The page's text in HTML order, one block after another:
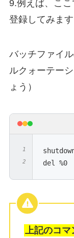
9.例えば、こ
登録してみます
バッチファイ
ルクォーテー
ょう）
del %0
上記のコ